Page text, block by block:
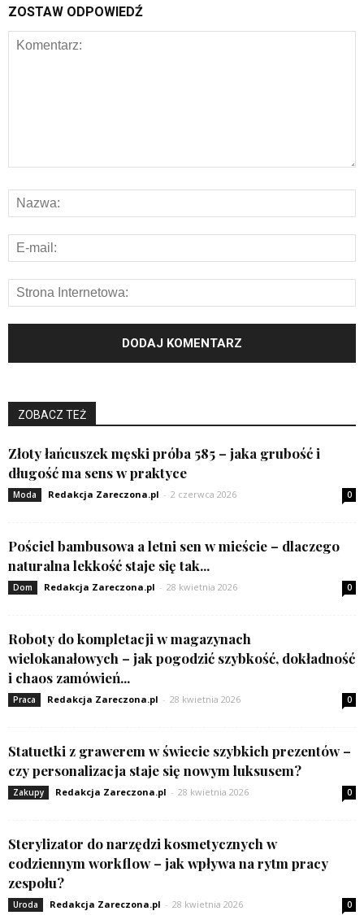
ZOSTAW ODPOWIEDŹ
ZOBACZ TEŻ
Złoty łańcuszek męski próba 585 – jaka grubość i
długość ma sens w praktyce
Moda Redakcja Zareczona.pl - 2 czerwca 2026 0
Pościel bambusowa a letni sen w mieście – dlaczego
naturalna lekkość staje się tak...
Dom Redakcja Zareczona.pl - 28 kwietnia 2026 0
Roboty do kompletacji w magazynach
wielokanałowych – jak pogodzić szybkość, dokładność
i chaos zamówień...
Praca Redakcja Zareczona.pl - 28 kwietnia 2026 0
Statuetki z grawerem w świecie szybkich prezentów –
czy personalizacja staje się nowym luksusem?
Zakupy Redakcja Zareczona.pl - 28 kwietnia 2026 0
Sterylizator do narzędzi kosmetycznych w
codziennym workflow – jak wpływa na rytm pracy
zespołu?
Uroda Redakcja Zareczona.pl - 28 kwietnia 2026 0